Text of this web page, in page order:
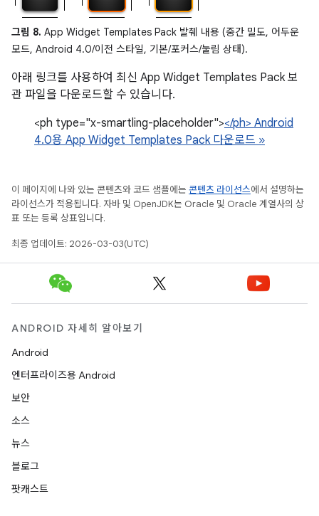
그림 8. App Widget Templates Pack 발췌 내용 (중간 밀도, 어두운
모드, Android 4.0/이전 스타일, 기본/포커스/눌림 상태).
아래 링크를 사용하여 최신 App Widget Templates Pack 보
관 파일을 다운로드할 수 있습니다.
<ph type="x-smartling-placeholder"></ph> Android
4.0용 App Widget Templates Pack 다운로드 »
이 페이지에 나와 있는 콘텐츠와 코드 샘플에는 콘텐츠 라이선스에서 설명하는
라이선스가 적용됩니다. 자바 및 OpenJDK는 Oracle 및 Oracle 계열사의 상
표 또는 등록 상표입니다.
최종 업데이트: 2026-03-03(UTC)
ANDROID 자세히 알아보기
Android
엔터프라이즈용 Android
보안
소스
뉴스
블로그
팟캐스트